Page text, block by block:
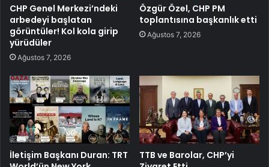
CHP Genel Merkezi’ndeki
arbedeyi başlatan
görüntüler! Kol kola girip
yürüdüler
Ağustos 7, 2026
Özgür Özel, CHP PM
toplantısına başkanlık etti
Ağustos 7, 2026
İletişim Başkanı Duran: TRT
TTB ve Barolar, CHP’yi